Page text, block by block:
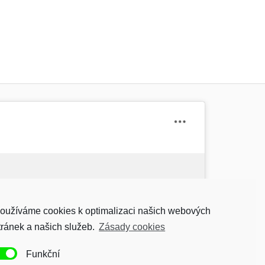
soubory
a povolíte tento
cookies k optimalizaci našich webových
a našich služeb. Zásady cookies
Funkční